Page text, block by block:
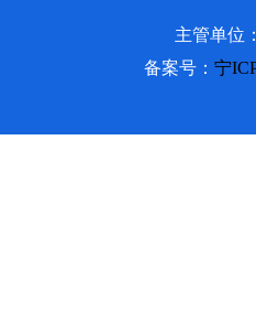
主管单位
备案号： 宁